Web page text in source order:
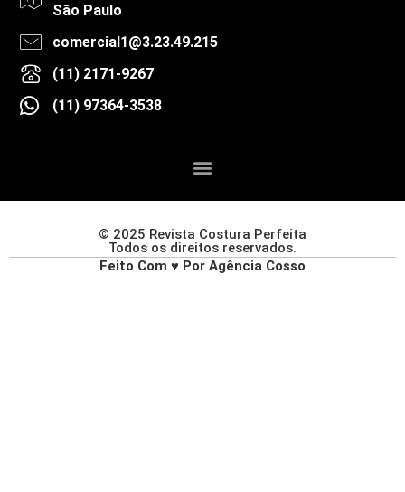
São Paulo
comercial1@3.23.49.215
(11) 2171-9267
(11) 97364-3538
© 2025 Revista Costura Perfeita
Todos os direitos reservados.
Feito Com ♥ Por Agência Cosso